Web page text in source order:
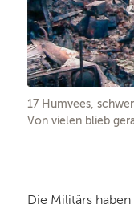
17 Humvees,
Von vielen blieb
Die Militärs